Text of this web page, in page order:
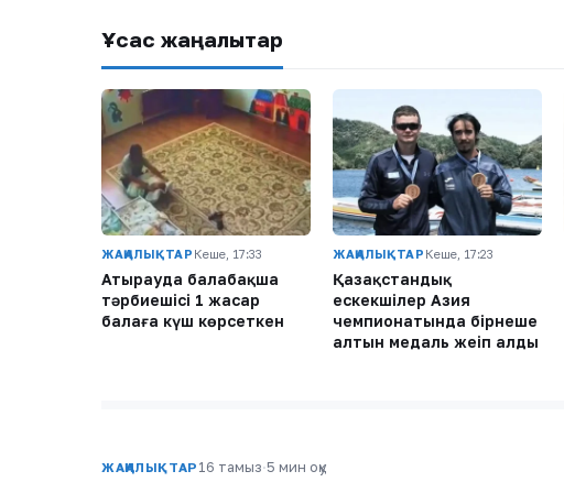
Ұқсас жаңалықтар
ЖАҢАЛЫҚТАР Кеше, 17:33
Атырауда балабақша
тәрбиешісі 1 жасар
балаға күш көрсеткен
ЖАҢАЛЫҚТАР Кеше, 17:23
Қазақстандық
ескекшілер Азия
чемпионатында бірнеше
алтын медаль жеңіп алды
ЖАҢАЛЫҚТАР 16 тамыз·5 мин оқу